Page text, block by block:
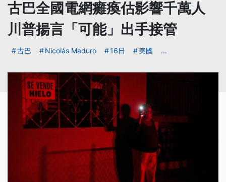
古巴全國電網癱瘓估影響千萬人
川普揚言「可能」出手接管
古巴 Nicolás Maduro 16日 美國 ...